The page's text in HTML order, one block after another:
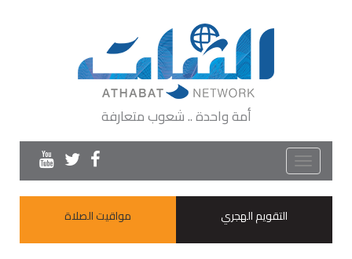
أمة واحدة .. شعوب متعارفة
Toggle
navigation
التقويم الهجري
مواقيت الصلاة